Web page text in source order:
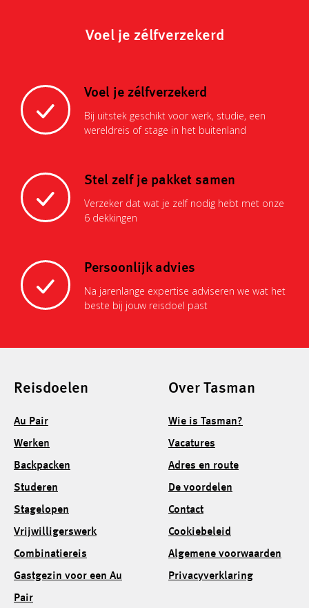
Voel je zélfverzekerd
Voel je zélfverzekerd
Bij uitstek geschikt voor werk, studie, een
wereldreis of stage in het buitenland
Stel zelf je pakket samen
Verzeker dat wat je zelf nodig hebt met onze
6 dekkingen
Persoonlijk advies
Na jarenlange expertise adviseren we wat het
beste bij jouw reisdoel past
Reisdoelen
Au Pair
Werken
Backpacken
Studeren
Stagelopen
Vrijwilligerswerk
Combinatiereis
Gastgezin voor een Au
Pair
Over Tasman
Wie is Tasman?
Vacatures
Adres en route
De voordelen
Contact
Cookiebeleid
Algemene voorwaarden
Privacyverklaring